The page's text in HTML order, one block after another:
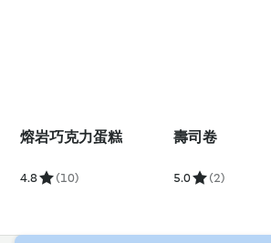
熔岩巧克力蛋糕
4.8 (10)
壽司卷
5.0 (2)